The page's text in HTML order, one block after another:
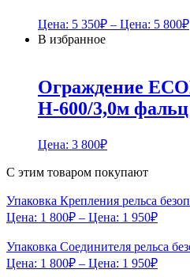
Цена: 5 350₽ – Цена: 5 800₽
В избранное
Ограждение
H-600/3,0м
Цена: 3 800₽
С этим товаром покупают
Упаковка Крепления рельса
Цена: 1 800₽ – Цена: 1 950₽
Упаковка Соединителя рельса
Цена: 1 800₽ – Цена: 1 950₽